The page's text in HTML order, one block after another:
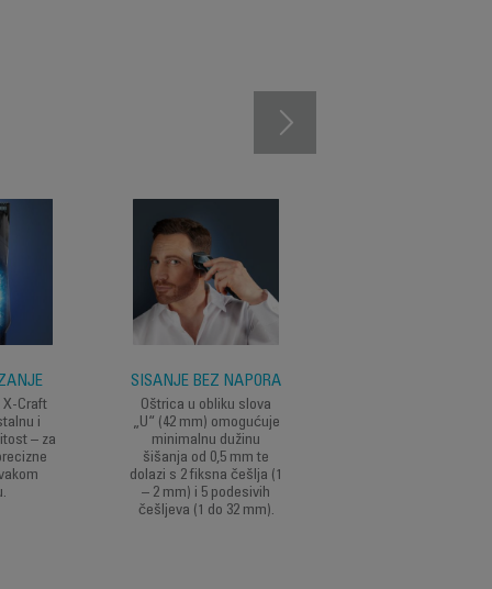
X-Craft
i
– za
ŠIŠANJE BEZ NAPORA
Oštrica u obliku slova
„U“ (42 mm) omogućuje
minimalnu dužinu
šišanja od 0,5 mm te
dolazi s 2 fiksna češlja (1
– 2 mm) i 5 podesivih
češljeva (1 do 32 mm).